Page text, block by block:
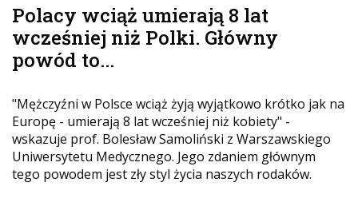
Polacy wciąż umierają 8 lat
wcześniej niż Polki. Główny
powód to...
"Mężczyźni w Polsce wciąż żyją wyjątkowo krótko jak na
Europę - umierają 8 lat wcześniej niż kobiety" -
wskazuje prof. Bolesław Samoliński z Warszawskiego
Uniwersytetu Medycznego. Jego zdaniem głównym
tego powodem jest zły styl życia naszych rodaków.